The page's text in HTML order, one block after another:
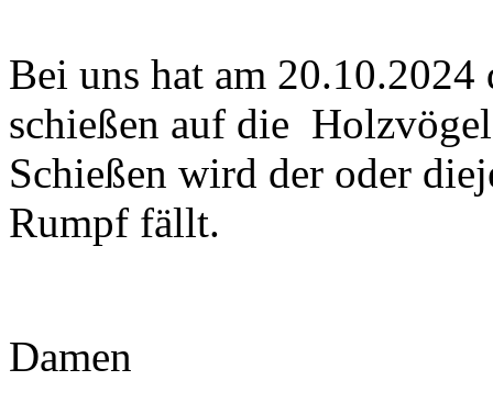
Bei uns hat am
schießen auf die
Schießen wird der oder
Rumpf fällt.
Damen